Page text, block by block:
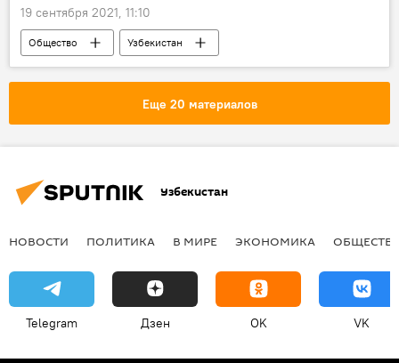
19 сентября 2021, 11:10
Общество
Узбекистан
парламентские выборы
Самарканд
Еще 20 материалов
Узбекистан
НОВОСТИ ПОЛИТИКА В МИРЕ ЭКОНОМИКА
Telegram Дзен OK VK